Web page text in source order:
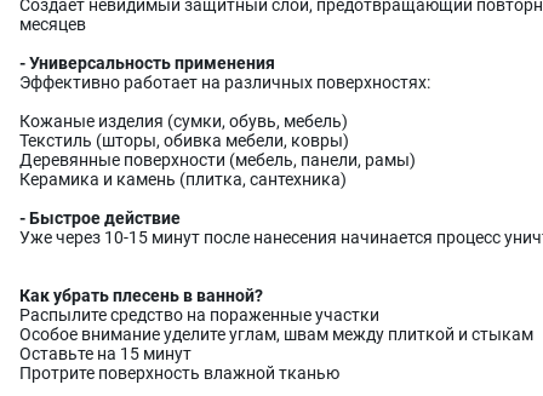
Создает невидимый защитный слой, предотвращающий
месяцев
- Универсальность применения
Эффективно работает на различных поверхностях:
Кожаные изделия (сумки, обувь, мебель)
Текстиль (шторы, обивка мебели, ковры)
Деревянные поверхности (мебель, панели, рамы)
Керамика и камень (плитка, сантехника)
- Быстрое действие
Уже через 10-15 минут после нанесения начинается процесс
Как убрать плесень в ванной?
Распылите средство на пораженные участки
Особое внимание уделите углам, швам между плиткой и стыкам
Оставьте на 15 минут
Протрите поверхность влажной тканью